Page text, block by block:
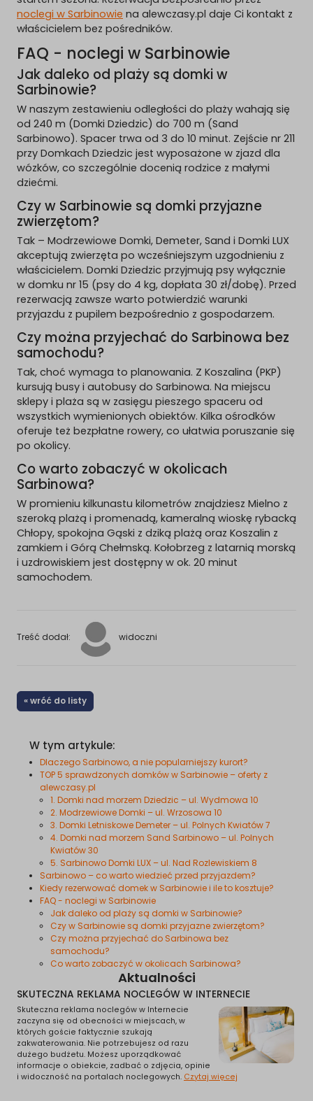
noclegi w Sarbinowie na alewczasy.pl daje Ci kontakt z
właścicielem bez pośredników.
FAQ - noclegi w Sarbinowie
Jak daleko od plaży są domki w
Sarbinowie?
W naszym zestawieniu odległości do plaży wahają się
od 240 m (Domki Dziedzic) do 700 m (Sand
Sarbinowo). Spacer trwa od 3 do 10 minut. Zejście nr 211
przy Domkach Dziedzic jest wyposażone w zjazd dla
wózków, co szczególnie docenią rodzice z małymi
dziećmi.
Czy w Sarbinowie są domki przyjazne
zwierzętom?
Tak – Modrzewiowe Domki, Demeter, Sand i Domki LUX
akceptują zwierzęta po wcześniejszym uzgodnieniu z
właścicielem. Domki Dziedzic przyjmują psy wyłącznie
w domku nr 15 (psy do 4 kg, dopłata 30 zł/dobę). Przed
rezerwacją zawsze warto potwierdzić warunki
przyjazdu z pupilem bezpośrednio z gospodarzem.
Czy można przyjechać do Sarbinowa bez
samochodu?
Tak, choć wymaga to planowania. Z Koszalina (PKP)
kursują busy i autobusy do Sarbinowa. Na miejscu
sklepy i plaża są w zasięgu pieszego spaceru od
wszystkich wymienionych obiektów. Kilka ośrodków
oferuje też bezpłatne rowery, co ułatwia poruszanie się
po okolicy.
Co warto zobaczyć w okolicach
Sarbinowa?
W promieniu kilkunastu kilometrów znajdziesz Mielno z
szeroką plażą i promenadą, kameralną wioskę rybacką
Chłopy, spokojna Gąski z dziką plażą oraz Koszalin z
zamkiem i Górą Chełmską. Kołobrzeg z latarnią morską
i uzdrowiskiem jest dostępny w ok. 20 minut
samochodem.
Treść dodał: widoczni
« wróć do listy
W tym artykule:
Dlaczego Sarbinowo, a nie popularniejszy kurort?
TOP 5 sprawdzonych domków w Sarbinowie – oferty z
alewczasy.pl
1. Domki nad morzem Dziedzic – ul. Wydmowa 10
2. Modrzewiowe Domki – ul. Wrzosowa 10
3. Domki Letniskowe Demeter – ul. Polnych Kwiatów 7
4. Domki nad morzem Sand Sarbinowo – ul. Polnych
Kwiatów 30
5. Sarbinowo Domki LUX – ul. Nad Rozlewiskiem 8
Sarbinowo – co warto wiedzieć przed przyjazdem?
Kiedy rezerwować domek w Sarbinowie i ile to kosztuje?
FAQ - noclegi w Sarbinowie
Jak daleko od plaży są domki w Sarbinowie?
Czy w Sarbinowie są domki przyjazne zwierzętom?
Czy można przyjechać do Sarbinowa bez
samochodu?
Co warto zobaczyć w okolicach Sarbinowa?
Aktualności
SKUTECZNA REKLAMA NOCLEGÓW W INTERNECIE
Skuteczna reklama noclegów w Internecie
zaczyna się od obecności w miejscach, w
których goście faktycznie szukają
zakwaterowania. Nie potrzebujesz od razu
dużego budżetu. Możesz uporządkować
informacje o obiekcie, zadbać o zdjęcia, opinie
i widoczność na portalach noclegowych. Czytaj więcej